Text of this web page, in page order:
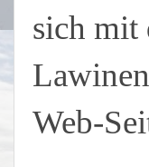
sich mit
Web-